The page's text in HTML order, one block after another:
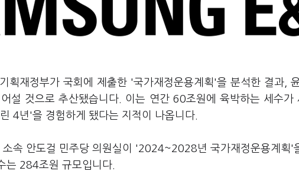
획재정부가 국회에 제출한 '국가재정운용계획'을 분석한 결과,
설 것으로 추산됐습니다. 이는 연간 60조원에 육박하는 세수가
4년'을 경험하게 됐다는 지적이 나옵니다.
소속 안도걸 민주당 의원실이 '2024~2028년 국가재정운용계획'
는 284조원 규모입니다.